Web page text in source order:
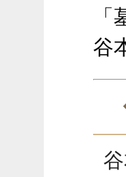
谷